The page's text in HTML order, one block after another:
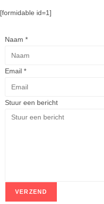
[formidable id=1]
Naam *
Email *
Stuur een bericht
VERZEND